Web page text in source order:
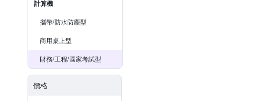
計算機
攜帶/防水防塵型
商用桌上型
財務/工程/國家考試型
價格